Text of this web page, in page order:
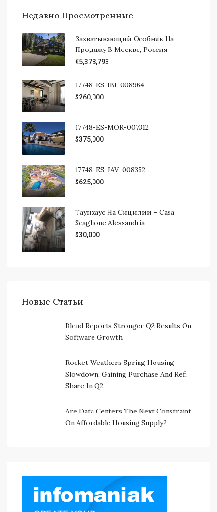
Недавно Просмотренные
Захватывающий Особняк На
Продажу В Москве, Россия
€5,378,793
17748-ES-IBI-008964
$260,000
17748-ES-MOR-007312
$375,000
17748-ES-JAV-008352
$625,000
Таунхаус На Сицилии – Casa
Scaglione Alessandria
$30,000
Новые Статьи
Blend Reports Stronger Q2 Results On
Software Growth
Rocket Weathers Spring Housing
Slowdown, Gaining Purchase And Refi
Share In Q2
Are Data Centers The Next Constraint
On Affordable Housing Supply?